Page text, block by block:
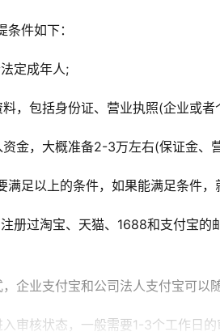
件如下：
定成年人;
包括身份证、营业执照(企业或者
，大概准备2-3万左右(保证金、营
足以上的条件，如果能满足条件，
过淘宝、天猫、1688和支付宝的
业支付宝和公司法人支付宝可以
核状态，一般需要1-3个工作日的